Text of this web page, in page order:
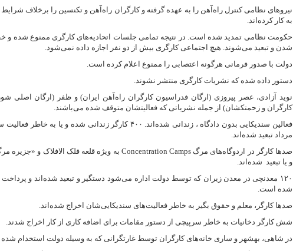
نیروهای نظامی کنترل راه‌آهن را به عهده گرفته و کارگران راه‌آهن و تکنسین را برخلاف شرایط
به کار کرده‌اند.
حکومت نظامی تمدید شده است. در نتیجه تمامی جلسات اتحادیه‌های کارگری ممنوع شده و
شدن و تبعید می‌شوند. هیچ اجتماعی کارگری بیش از دو نفر اجازه داده نمی‌شود.
دولت با صدور فرمانی هرگونه اعتصابی را ممنوع اعلام کرده است.
دستور داده شده که نشریات کارگری منتشر نشوند.
نوید آزادی، عصر پیروزی (ارگان فدراسیون کارگران راه‌آهن ایران) و ظفر (ارگان اصلی
کارگران و زحمتکشان) از جمله نشریاتی که فعالیتشان متوقف شده می‌باشند.
مرداد تبعید شده‌اند.
صدها کارگر در اردوگاه‌های مرگConcentration Camps به ویژه قلعه فلک الافلاک و «جزیره
و یا تبعید شده‌اند.
۱۲۰ معدنچی در معدن زیران که توسط دولت اداره می‌شود دستگیر و تبعید شده‌اند و
شده است.
صدها کارگر، معلم و حقوق بگیر به خاطر فعالیت‌های سندیکایی‌شان اخراج شده‌اند.
شش کارگر دخانیات به خاطر سرپیچی از دستور مقامات برای اضافه کاری از کار اخراج شدند.
در شاهی، بهشهر و ساری خانه‌های کارگران توسط غارتگرانی که به وسیله‌ دولت استخدام